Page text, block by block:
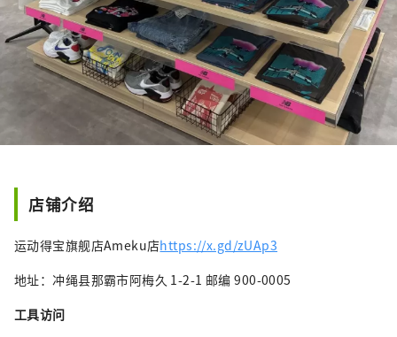
店铺介绍
运动得宝旗舰店Ameku店https://x.gd/zUAp3
地址：冲绳县那霸市阿梅久 1-2-1 邮编 900-0005
工具访问